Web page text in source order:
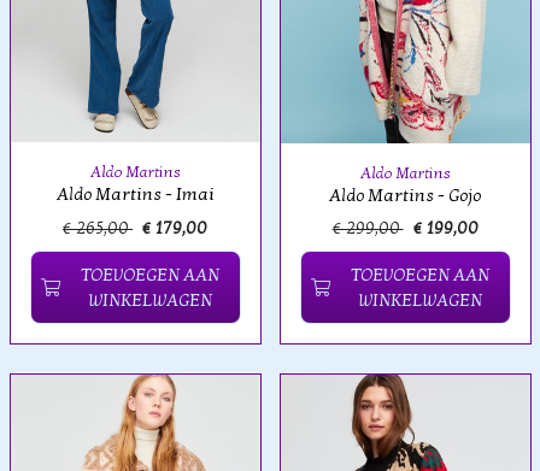
Aldo Martins
Aldo Martins - Imai
€ 265,00 € 179,00
TOEVOEGEN AAN
WINKELWAGEN
Aldo Martins
Aldo Martins - Gojo
€ 299,00 € 199,00
TOEVOEGEN AAN
WINKELWAGEN